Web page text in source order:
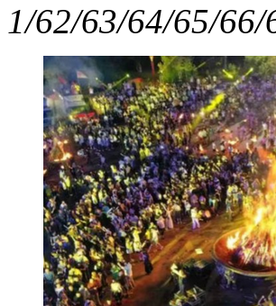
1/62/63/64/65/66/